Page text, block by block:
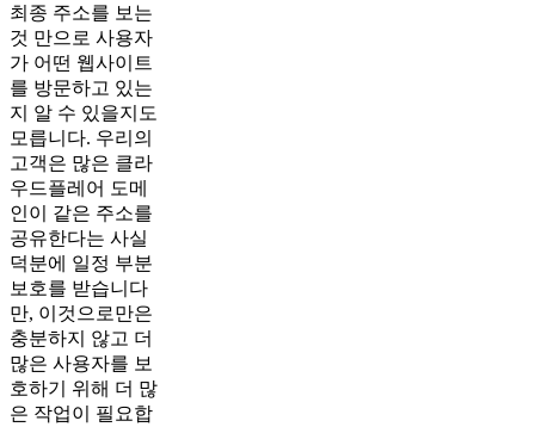
최종 주소를 보는
것 만으로 사용자
가 어떤 웹사이트
를 방문하고 있는
지 알 수 있을지도
모릅니다. 우리의
고객은 많은 클라
우드플레어 도메
인이 같은 주소를
공유한다는 사실
덕분에 일정 부분
보호를 받습니다
만, 이것으로만은
충분하지 않고 더
많은 사용자를 보
호하기 위해 더 많
은 작업이 필요합